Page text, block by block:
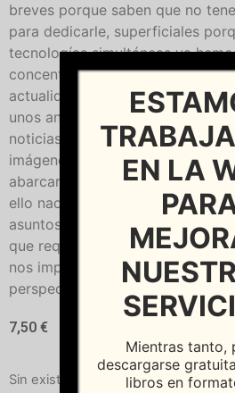
breves porque saben que no
para dedicarle, superficiales
tecnologías simultáneas ya
concentrarnos. Como resultado,
actualidad complejos y que
unos antecedentes, nos
noticias de apenas una columna
imágenes de veinte segundos,
abarcar el asunto en toda su
ello nace la colección de libros "A
asuntos que todos los días
que requieren que rompamos el
nos imponen para acercarnos
perspectiva, extensión y
7,50 €
Sin existencias
EN LA
Mientras tanto,
descargarse
libros en